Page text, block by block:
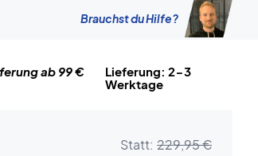
Brauchst du Hilfe?
ab 99 €
Lieferung: 2-3
Werktage
Statt: 229,95 €